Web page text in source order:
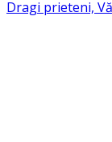
Dragi prieteni,